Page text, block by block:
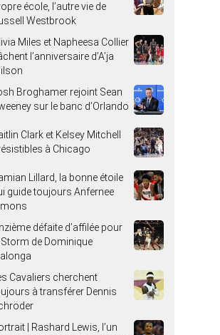
école, l’autre vie de
Westbrook
Miles et Napheesa Collier
l’anniversaire d’A’ja
Broghamer rejoint Sean
sur le banc d’Orlando
Clark et Kelsey Mitchell
à Chicago
Lillard, la bonne étoile
guide toujours Anfernee
défaite d’affilée pour
Storm de Dominique
Cavaliers cherchent
à transférer Dennis
| Rashard Lewis, l’un